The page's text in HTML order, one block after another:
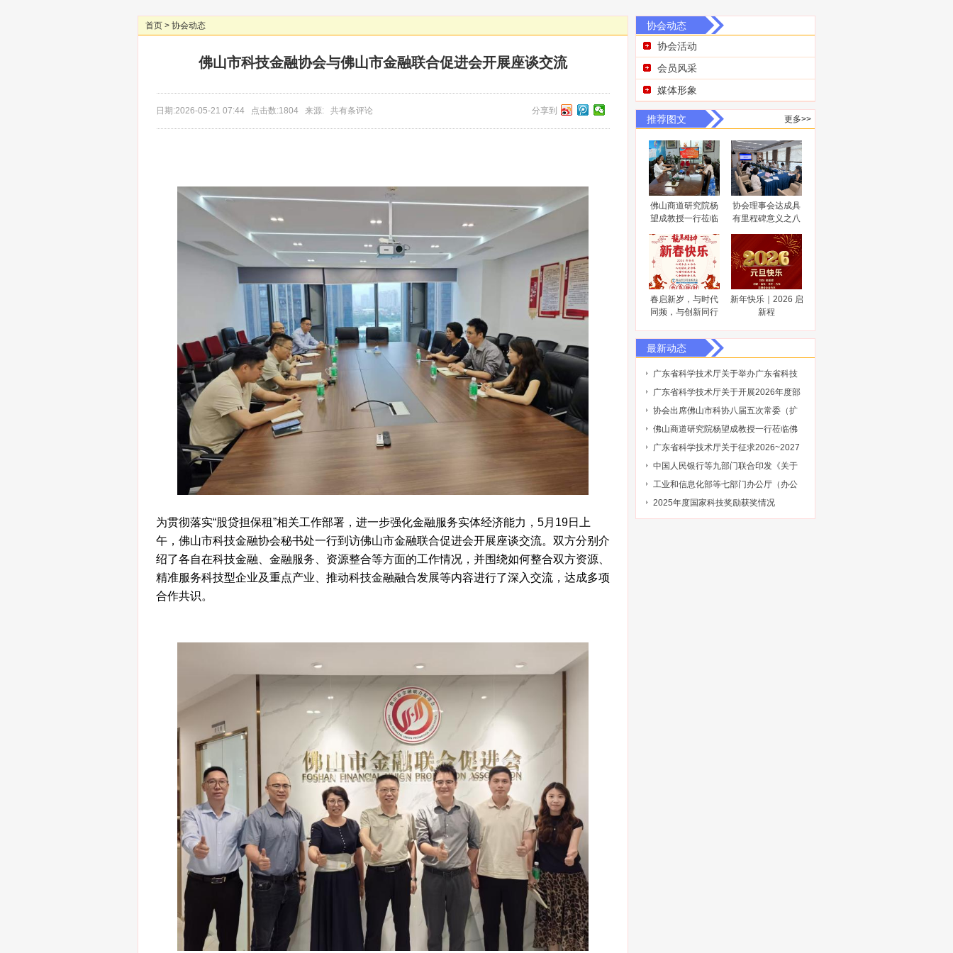
首页 > 协会动态
佛山市科技金融协会与佛山市金融联合促进会开展座谈交流
日期:2026-05-21 07:44 点击数:1804 来源: 共有条评论 分享到
为贯彻落实“股贷担保租”相关工作部署，进一步强化金融服务实体经济能力，5月19日上
午，佛山市科技金融协会秘书处一行到访佛山市金融联合促进会开展座谈交流。双方分别介
绍了各自在科技金融、金融服务、资源整合等方面的工作情况，并围绕如何整合双方资源、
精准服务科技型企业及重点产业、推动科技金融融合发展等内容进行了深入交流，达成多项
合作共识。
协会动态
协会活动
会员风采
媒体形象
更多>>
推荐图文
佛山商道研究院杨
望成教授一行莅临
会调研指导
协会理事会达成具
有里程碑意义之八
春启新岁，与时代
同频，与创新同行
新年快乐｜2026 启
新程
最新动态
广东省科学技术厅关于举办广东省科技
保险后奖补管理办法及2027年广东省科
技与金融结合专项申报指南政策解读培
训会的通知
广东省科学技术厅关于开展2026年度部
级科技型企业孵化器推荐工作的通知
协会出席佛山市科协八届五次常委（扩
大）会议
佛山商道研究院杨望成教授一行莅临佛
山市科技金融协会调研指导
广东省科学技术厅关于征求2026~2027
年度广东省重点领域研发计划“低空与商
业航天”专项申报指南意见的通知
中国人民银行等九部门联合印发《关于
加强科技金融领域数据开发利用的通
知》
工业和信息化部等七部门办公厅（办公
室）关于开展2026年工业和信息化领域
创新任务揭榜挂帅工作的通知
2025年度国家科技奖励获奖情况